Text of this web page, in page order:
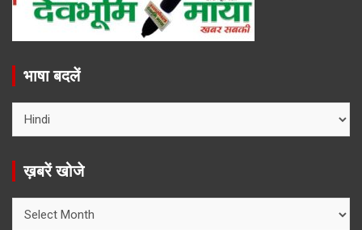
भाषा बदलें
ख़बरें खोजे
खोजे